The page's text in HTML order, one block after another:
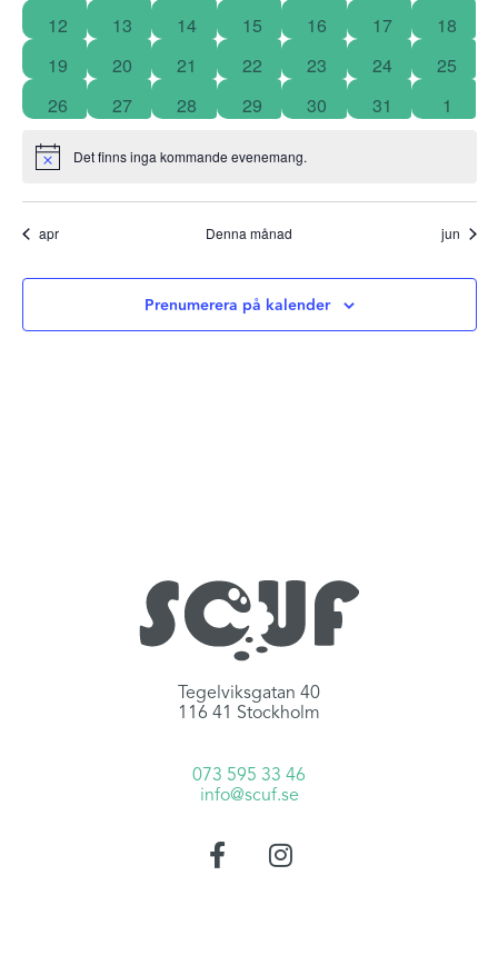
12
13 14 15 16 17
18
19
20 21 22 23 24
25
26
27 28 29 30 31 1
Notice Det finns inga kommande evenemang.
apr Denna månad jun
Prenumerera på kalender
Tegelviksgatan 40
116 41 Stockholm
073 595 33 46
info@scuf.se